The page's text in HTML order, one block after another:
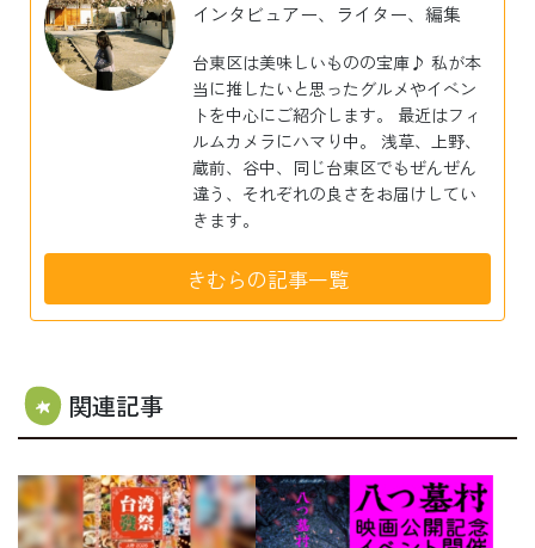
インタビュアー、ライター、編集
台東区は美味しいものの宝庫♪ 私が本
当に推したいと思ったグルメやイベン
トを中心にご紹介します。 最近はフィ
ルムカメラにハマり中。 浅草、上野、
蔵前、谷中、同じ台東区でもぜんぜん
違う、それぞれの良さをお届けしてい
きます。
きむらの記事一覧
関連記事